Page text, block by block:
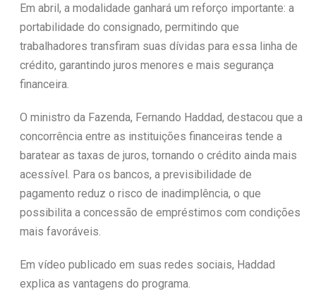
Em abril, a modalidade ganhará um reforço importante: a
portabilidade do consignado, permitindo que
trabalhadores transfiram suas dívidas para essa linha de
crédito, garantindo juros menores e mais segurança
financeira.
O ministro da Fazenda, Fernando Haddad, destacou que a
concorrência entre as instituições financeiras tende a
baratear as taxas de juros, tornando o crédito ainda mais
acessível. Para os bancos, a previsibilidade de
pagamento reduz o risco de inadimplência, o que
possibilita a concessão de empréstimos com condições
mais favoráveis.
Em vídeo publicado em suas redes sociais, Haddad
explica as vantagens do programa.